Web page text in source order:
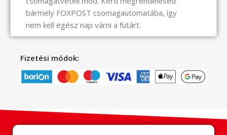
bármely FOXPOST csomagautomatába, így
nem kell egész nap várni a futárt.
Fizetési módok: